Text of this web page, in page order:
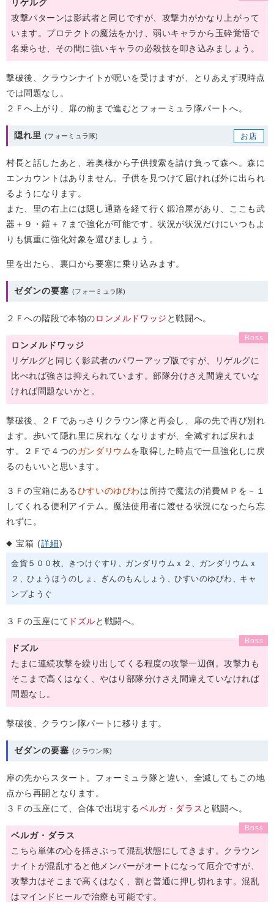
リゲルグ
攻撃パターンは影武者と同じですが、攻撃力がかなり上がって
います。プロテクトの魔法をかけ、弱いキャラから玉砕覚悟で
名乗らせ、その間に強いキャラの必殺技を叩き込みましょう。
撃破後、クラウンナイトが呪いを受けますが、とりあえず現時点
では問題なし。
２Ｆへ上がり、扉の前まで進むとフォーミュラ隊パートへ。
隠れ里
村長と話したあと、若奥様から子供捜索を請け負って森へ。森に
エンカウントはありません。子供を見つけて届ければ外に出られ
るようになります。
また、里の右上には隠し通路を経て行く鍛冶屋があり、ここも武
器＋９・鎧＋７まで強化が可能です。状況が状況だけにいつもよ
りも慎重に強化対象を選びましょう。
里を出たら、裏口から要塞に乗り込みます。
ゼダンの要塞
２Ｆへの階段で本物のロンメルドワッジ と戦闘へ。
ロンメルドワッジ
リゲルグと同じく影武者のパワーアップ版ですが、リゲルグに
比べれば強さは抑えられています。部隊分けさえ間違えていな
ければ問題ないかと。
撃破後、２Ｆであっさりクラウン隊と再会し、扉の先で再び別れ
ます。歩いて隠れ里に戻れなくなりますが、全滅すれば戻れま
す。２Ｆで４つのガンダリウムを取得した時点で一旦強化しに戻
るのもいいと思います。
３Ｆの宝箱にあるひすいのゆびわは所持で魔法の消費ＭＰを－１
してくれる便利アイテム。魔法使用者に渡せる状況になったら忘
れずに。
宝箱 (詳細)
金貨５００枚 きつけぐすり ガンダリウムｘ２
ガンダリウムｘ
２
ひょうほうのしょ ぎんのもんしょう ひすいのゆびわ
キャ
ンプようぐ
３Ｆの玉座にて ドズルと戦闘へ。
ドズル
たまに連続攻撃を繰り出してくる程度の攻撃一辺倒。攻撃力も
そこまで高くはなく、やはり部隊分けさえ間違えていなければ
問題なし。
撃破後、クラウン隊パートに移ります。
ゼダンの要塞
扉の先からスタート。フォーミュラ隊と違い、全滅してもこの地
点から再開となります。
３Ｆの玉座にて、合体で出現するベルガ・ダラス と戦闘へ。
ベルガ・ダラス
こちら単体の心を揺さぶって混乱状態にしてきます。クラウン
ナイトが混乱すると他メンバーがオートになって厄介ですが、
攻撃力はそこまで高くはなく、割と普通に押し切れます。混乱
はマインドヒールで治療も可能です。